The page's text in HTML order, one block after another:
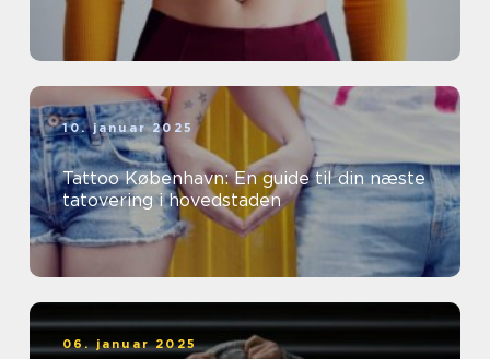
10. januar 2025
Tattoo København: En guide til din næste
tatovering i hovedstaden
06. januar 2025